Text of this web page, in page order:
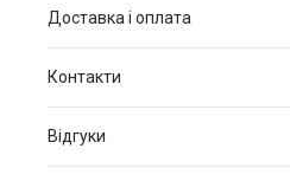
Доставка і оплата
Контакти
Відгуки